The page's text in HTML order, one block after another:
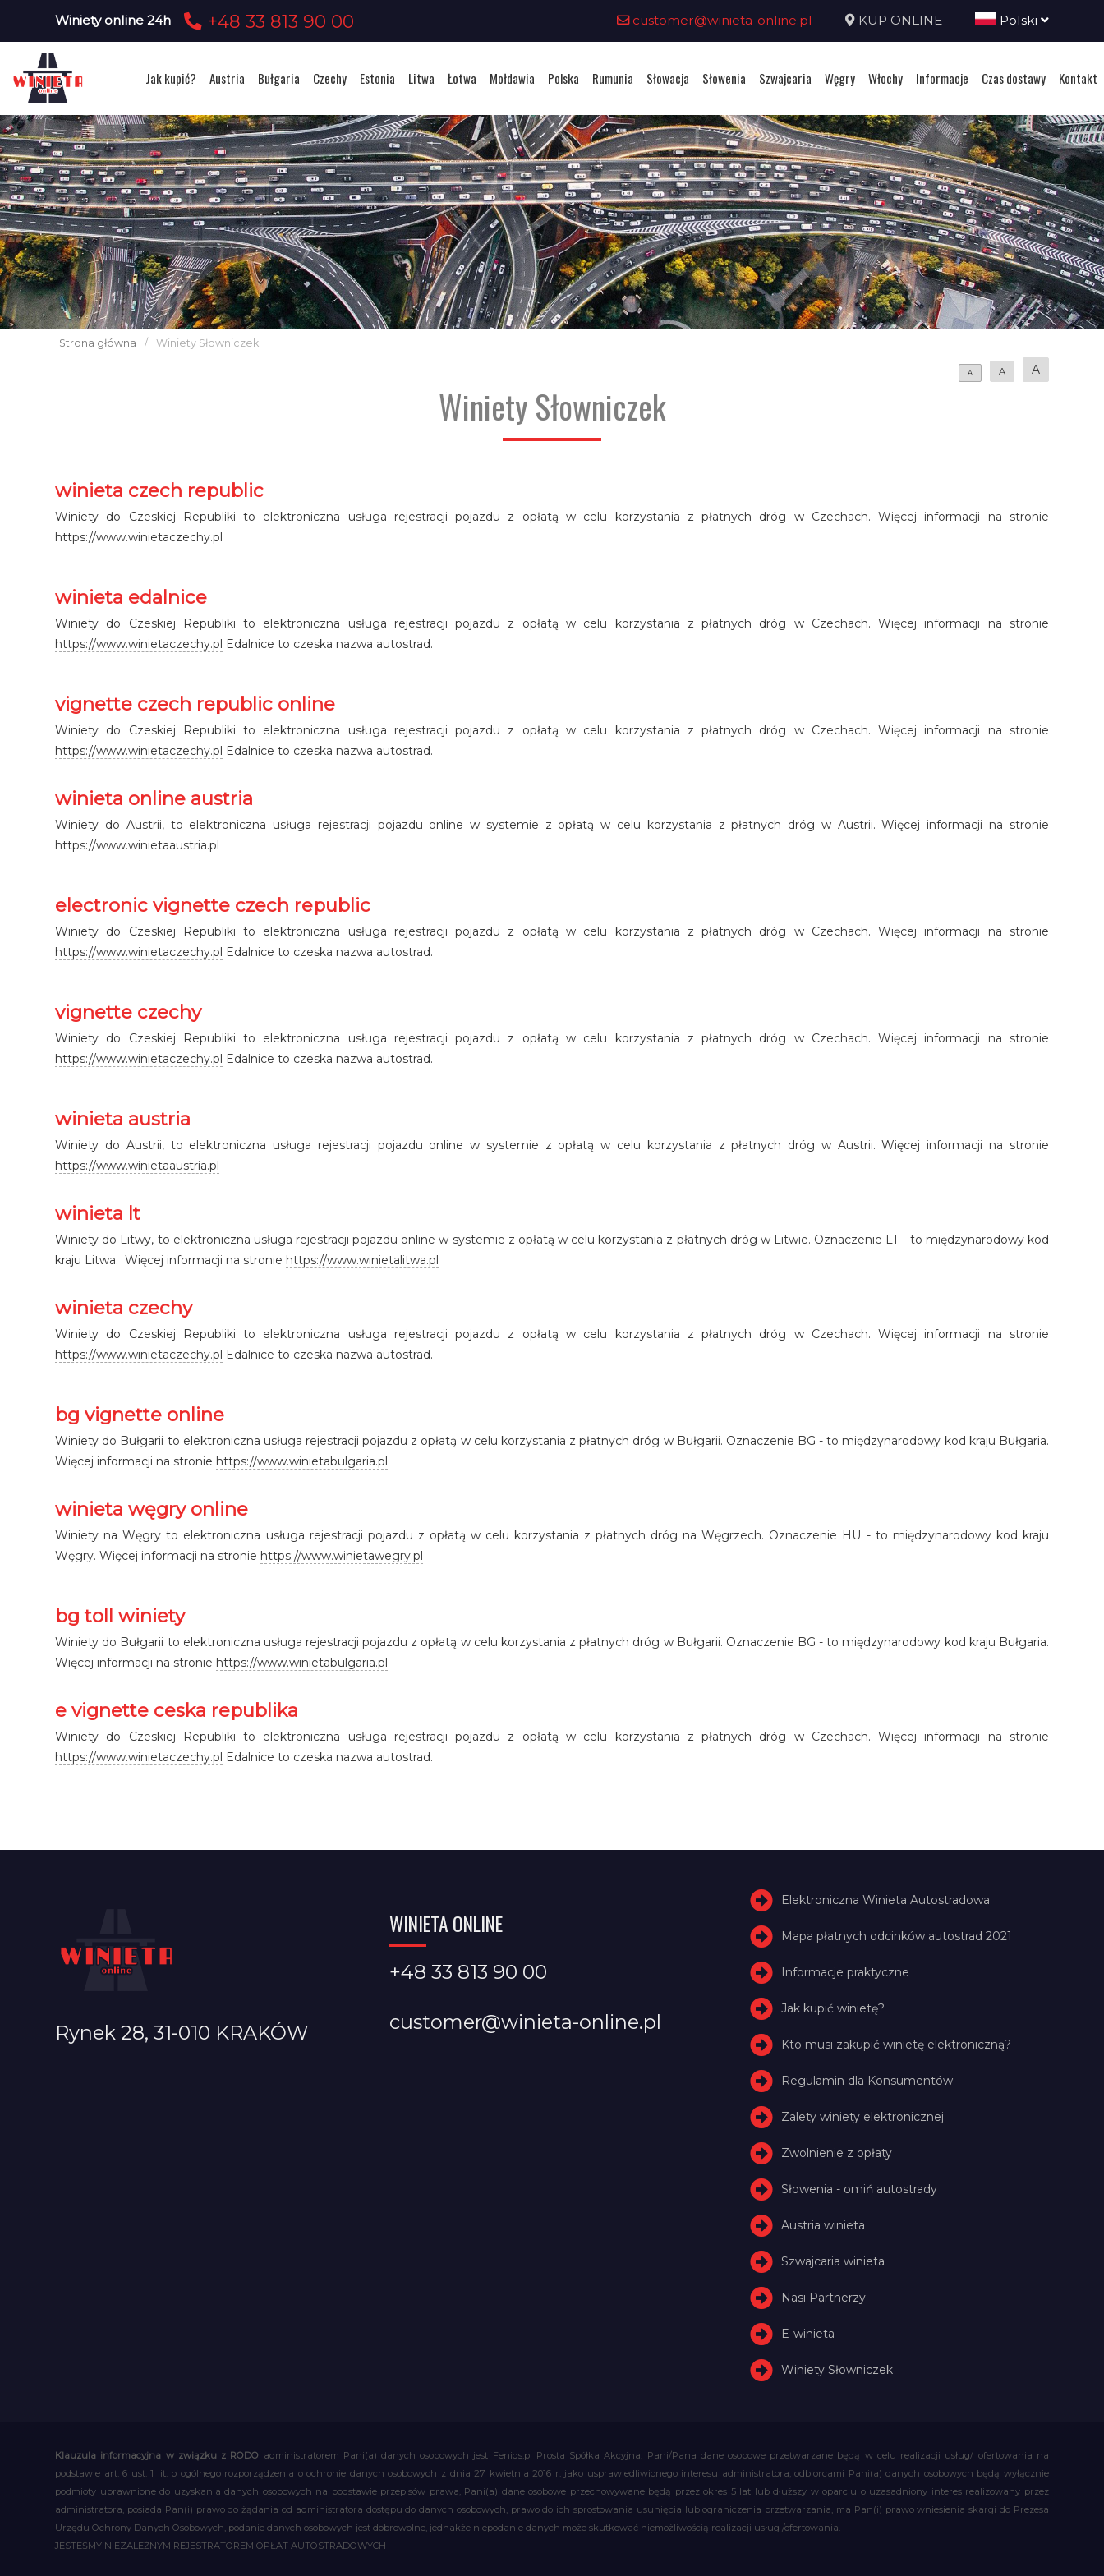
Winiety online 24h +48 33 813 90 00 customer@winieta-online.pl KUP ONLINE Polski
Jak kupić? Austria Bułgaria Czechy Estonia Litwa Łotwa Mołdawia Polska Rumunia Słowacja Słowenia Szwajcaria Węgry Włochy Informacje Czas dostawy Kontakt
Strona główna / Winiety Słowniczek
A A A
Winiety Słowniczek
winieta czech republic
Winiety do Czeskiej Republiki to elektroniczna usługa rejestracji pojazdu z opłatą w celu korzystania z płatnych dróg w Czechach. Więcej informacji na stronie
https://www.winietaczechy.pl
winieta edalnice
Winiety do Czeskiej Republiki to elektroniczna usługa rejestracji pojazdu z opłatą w celu korzystania z płatnych dróg w Czechach. Więcej informacji na stronie
https://www.winietaczechy.pl Edalnice to czeska nazwa autostrad.
vignette czech republic online
Winiety do Czeskiej Republiki to elektroniczna usługa rejestracji pojazdu z opłatą w celu korzystania z płatnych dróg w Czechach. Więcej informacji na stronie
https://www.winietaczechy.pl Edalnice to czeska nazwa autostrad.
winieta online austria
Winiety do Austrii, to elektroniczna usługa rejestracji pojazdu online w systemie z opłatą w celu korzystania z płatnych dróg w Austrii. Więcej informacji na stronie
https://www.winietaaustria.pl
electronic vignette czech republic
Winiety do Czeskiej Republiki to elektroniczna usługa rejestracji pojazdu z opłatą w celu korzystania z płatnych dróg w Czechach. Więcej informacji na stronie
https://www.winietaczechy.pl Edalnice to czeska nazwa autostrad.
vignette czechy
Winiety do Czeskiej Republiki to elektroniczna usługa rejestracji pojazdu z opłatą w celu korzystania z płatnych dróg w Czechach. Więcej informacji na stronie
https://www.winietaczechy.pl Edalnice to czeska nazwa autostrad.
winieta austria
Winiety do Austrii, to elektroniczna usługa rejestracji pojazdu online w systemie z opłatą w celu korzystania z płatnych dróg w Austrii. Więcej informacji na stronie
https://www.winietaaustria.pl
winieta lt
Winiety do Litwy, to elektroniczna usługa rejestracji pojazdu online w systemie z opłatą w celu korzystania z płatnych dróg w Litwie. Oznaczenie LT - to międzynarodowy kod
kraju Litwa. Więcej informacji na stronie https://www.winietalitwa.pl
winieta czechy
Winiety do Czeskiej Republiki to elektroniczna usługa rejestracji pojazdu z opłatą w celu korzystania z płatnych dróg w Czechach. Więcej informacji na stronie
https://www.winietaczechy.pl Edalnice to czeska nazwa autostrad.
bg vignette online
Winiety do Bułgarii to elektroniczna usługa rejestracji pojazdu z opłatą w celu korzystania z płatnych dróg w Bułgarii. Oznaczenie BG - to międzynarodowy kod kraju Bułgaria.
Więcej informacji na stronie https://www.winietabulgaria.pl
winieta węgry online
Winiety na Węgry to elektroniczna usługa rejestracji pojazdu z opłatą w celu korzystania z płatnych dróg na Węgrzech. Oznaczenie HU - to międzynarodowy kod kraju
Węgry. Więcej informacji na stronie https://www.winietawegry.pl
bg toll winiety
Winiety do Bułgarii to elektroniczna usługa rejestracji pojazdu z opłatą w celu korzystania z płatnych dróg w Bułgarii. Oznaczenie BG - to międzynarodowy kod kraju Bułgaria.
Więcej informacji na stronie https://www.winietabulgaria.pl
e vignette ceska republika
Winiety do Czeskiej Republiki to elektroniczna usługa rejestracji pojazdu z opłatą w celu korzystania z płatnych dróg w Czechach. Więcej informacji na stronie
https://www.winietaczechy.pl Edalnice to czeska nazwa autostrad.
Rynek 28, 31-010 KRAKÓW
WINIETA ONLINE
+48 33 813 90 00
customer@winieta-online.pl
Elektroniczna Winieta Autostradowa
Mapa płatnych odcinków autostrad 2021
Informacje praktyczne
Jak kupić winietę?
Kto musi zakupić winietę elektroniczną?
Regulamin dla Konsumentów
Zalety winiety elektronicznej
Zwolnienie z opłaty
Słowenia - omiń autostrady
Austria winieta
Szwajcaria winieta
Nasi Partnerzy
E-winieta
Winiety Słowniczek
Klauzula informacyjna w związku z RODO administratorem Pani(a) danych osobowych jest Feniqs.pl Prosta Spółka Akcyjna. Pani/Pana dane osobowe przetwarzane będą w celu realizacji usług/ ofertowania na
podstawie art. 6 ust. 1 lit. b ogólnego rozporządzenia o ochronie danych osobowych z dnia 27 kwietnia 2016 r. jako usprawiedliwionego interesu administratora, odbiorcami Pani(a) danych osobowych będą wyłącznie
podmioty uprawnione do uzyskania danych osobowych na podstawie przepisów prawa, Pani(a) dane osobowe przechowywane będą przez okres 5 lat lub dłuższy w oparciu o uzasadniony interes realizowany przez
administratora, posiada Pan(i) prawo do żądania od administratora dostępu do danych osobowych, prawo do ich sprostowania usunięcia lub ograniczenia przetwarzania, ma Pan(i) prawo wniesienia skargi do Prezesa
Urzędu Ochrony Danych Osobowych, podanie danych osobowych jest dobrowolne, jednakże niepodanie danych może skutkować niemożliwością realizacji usług /ofertowania.
JESTEŚMY NIEZALEŻNYM REJESTRATOREM OPŁAT AUTOSTRADOWYCH